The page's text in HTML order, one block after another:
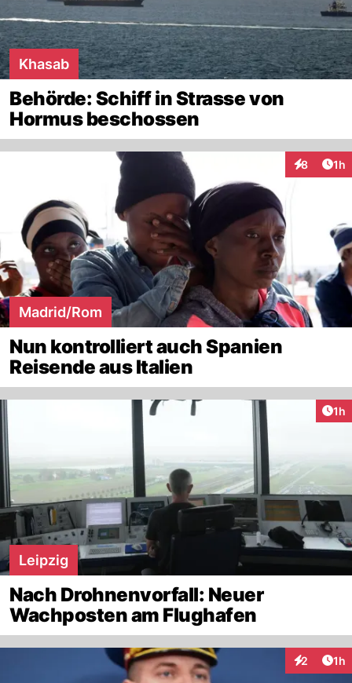
Khasab
Behörde: Schiff in Strasse von
Hormus beschossen
8 1h
Madrid/Rom
Nun kontrolliert auch Spanien
Reisende aus Italien
1h
Leipzig
Nach Drohnenvorfall: Neuer
Wachposten am Flughafen
2 1h